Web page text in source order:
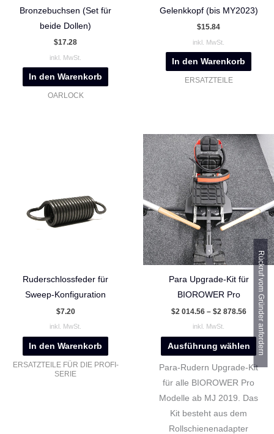
Bronzebuchsen (Set für
beide Dollen)
$17.28
inkl. MwSt.
In den Warenkorb
OARLOCK
Gelenkkopf (bis MY2023)
$15.84
inkl. MwSt.
In den Warenkorb
ERSATZTEILE
Ruderschlossfeder für
Sweep-Konfiguration
$7.20
inkl. MwSt.
In den Warenkorb
ERSATZTEILE FÜR DIE PROFI-
SERIE
Para Upgrade-Kit für
BIOROWER Pro
$2 014.56– $2 878.56
inkl. MwSt.
Ausführung wählen
auf.
Die
auf
der
Para-Rudern Upgrade-Kit
für alle BIOROWER Pro
Modelle ab MJ 2019. Das
Kit besteht aus dem
Rollschienenadapter
Rückruf vom Gründer anfordern